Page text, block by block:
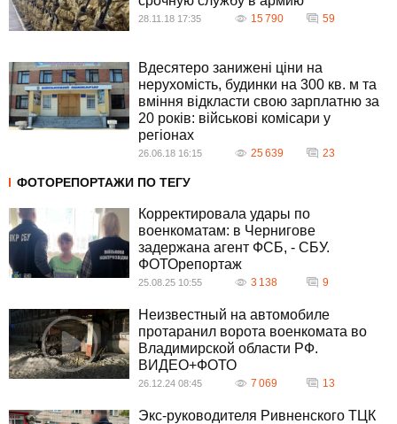
28.11.18 17:35 15 790 59
Вдесятеро занижені ціни на
нерухомість, будинки на 300 кв. м та
вміння відкласти свою зарплатню за
20 років: військові комісари у
регіонах
26.06.18 16:15 25 639 23
ФОТОРЕПОРТАЖИ ПО ТЕГУ
Корректировала удары по
военкоматам: в Чернигове
задержана агент ФСБ, - СБУ.
ФОТОрепортаж
25.08.25 10:55 3 138 9
Неизвестный на автомобиле
протаранил ворота военкомата во
Владимирской области РФ.
ВИДЕО+ФОТО
26.12.24 08:45 7 069 13
Экс-руководителя Ривненского ТЦК